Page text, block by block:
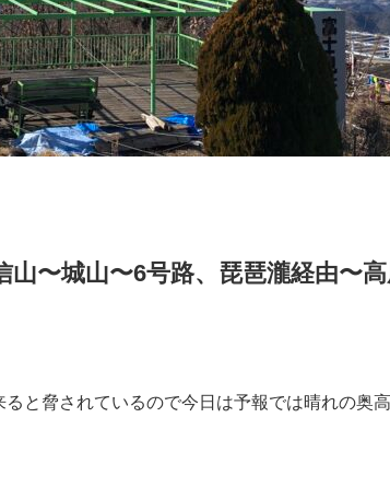
山〜城山〜6号路、琵琶瀧経由〜
と脅されているので今日は予報では晴れの奥